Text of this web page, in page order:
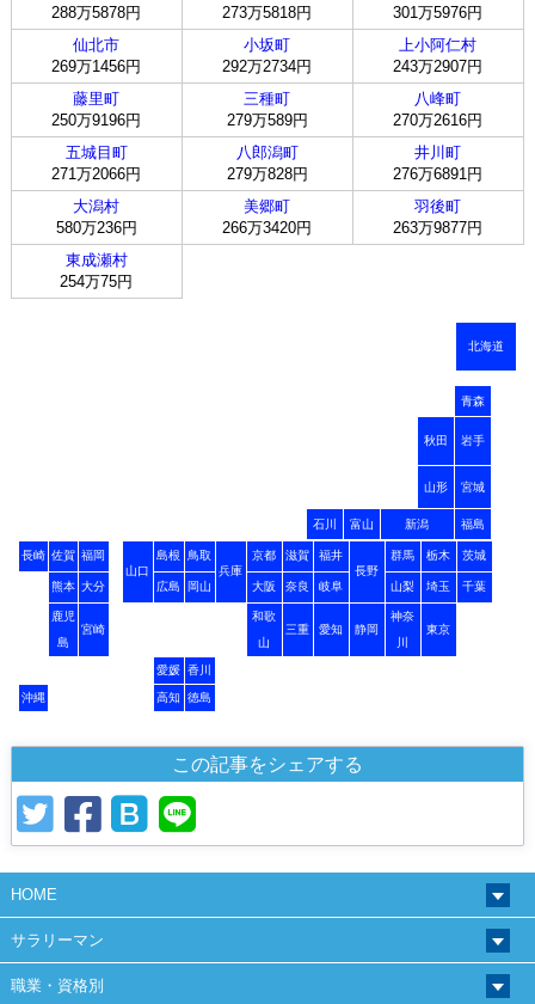
288万5878円
273万5818円
301万5976円
仙北市
269万1456円
小坂町
292万2734円
上小阿仁村
243万2907円
藤里町
250万9196円
三種町
279万589円
八峰町
270万2616円
五城目町
271万2066円
八郎潟町
279万828円
井川町
276万6891円
大潟村
580万236円
美郷町
266万3420円
羽後町
263万9877円
東成瀬村
254万75円
北海道
青森
秋田 岩手
山形 宮城
石川 富山 新潟 福島
長崎 佐賀 福岡
山口
島根
鳥取
兵庫
京都 滋賀
福井
長野
群馬 栃木 茨城
熊本 大分 広島 岡山 大阪 奈良 岐阜 山梨 埼玉 千葉
鹿児
島
宮崎
和歌
山
三重 愛知 静岡
神奈
川
東京
愛媛 香川
沖縄 高知 徳島
この記事をシェアする
HOME
サラリーマン
職業・資格別